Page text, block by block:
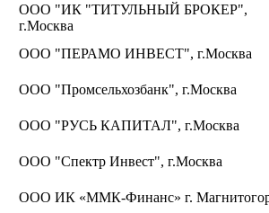
ООО "ИК "ТИТУЛЬНЫЙ БРОКЕР",
г.Москва
ООО "ПЕРАМО ИНВЕСТ", г.Москва
ООО "Промсельхозбанк", г.Москва
ООО "РУСЬ КАПИТАЛ", г.Москва
ООО "Спектр Инвест", г.Москва
ООО ИК «ММК-Финанс» г.